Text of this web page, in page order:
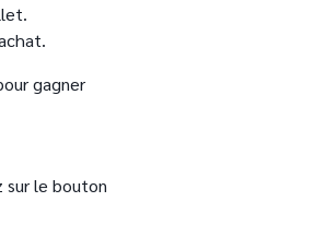
gagner
sur le bouton